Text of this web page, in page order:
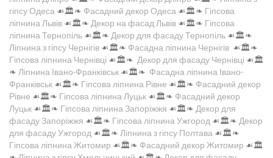
гіпсу Одеса ☙🏛️❧ Фасадний декор Одеса ☙🏛️❧ Гіпсова
ліпнина Львів ☙🏛️❧ Декор на фасад Львів ☙🏛️❧ Гіпсова
ліпнина Тернопіль ☙🏛️❧ Декор для фасаду Тернопіль ☙🏛️❧
Ліпнина з гіпсу Чернігів ☙🏛️❧ Фасадна ліпнина Чернігів ☙🏛️❧
Гіпсова ліпнина Чернівці ☙🏛️❧ Декор для фасаду Чернівці ☙🏛️
❧ Ліпнина Івано-Франківськ ☙🏛️❧ Фасадна ліпнина Івано-
Франківськ ☙🏛️❧ Гіпсова ліпнина Рівне ☙🏛️❧ Фасадний декор
Рівне ☙🏛️❧ Гіпсова ліпнина Луцьк ☙🏛️❧ Фасадний декор
Луцьк ☙🏛️❧ Гіпсова ліпнина Запоріжжя ☙🏛️❧ Декор для
фасаду Запоріжжя ☙🏛️❧ Гіпсова ліпнина Ужгород ☙🏛️❧ Декор
для фасаду Ужгород ☙🏛️❧ Ліпнина з гіпсу Полтава ☙🏛️❧
Гіпсова ліпнина Житомир ☙🏛️❧ Фасадний декор Житомир ☙🏛️